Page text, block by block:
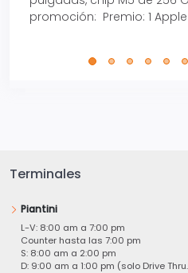
promoción: Premio: 1
Terminales
Piantini
L-V: 8:00 am a 7:00 pm
Counter hasta las 7:00 pm
S: 8:00 am a 2:00 pm
D: 9:00 am a 1:00 pm (solo Drive